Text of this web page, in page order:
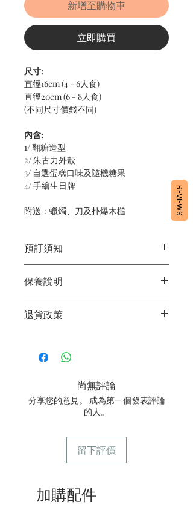
新增至購物車
立即購買
尺寸:
直徑16cm (4 - 6人食)
直徑20cm (6 - 8人食)
(不同尺寸價錢不同)
內含:
1/ 翻糖造型
2/ 朱古力外殼
3/ 自選蛋糕口味及隨機糖果
4/ 手繪生日牌
附送：蠟燭、刀及扑爆木槌
預訂須知
定日期取貨請提早10 - 14天前落單🤗
2/ 下單後24小時內會有專人電郵確認訂
單
3/ 取貨時需要出示確認訊息 或 訂單編
店】
6/ 送貨訂單：本店只提供營業時間內送
貨。運費請參考
常見問題。
7/ 營業時間：請參考本網站
保養說明
2/ 運送時避免大力搖晃
退貨政策
作，不設退換。
尚無評論
分享您的意見。 成為第一個發表評論
的人。
留下評價
加購配件
REVIEWS